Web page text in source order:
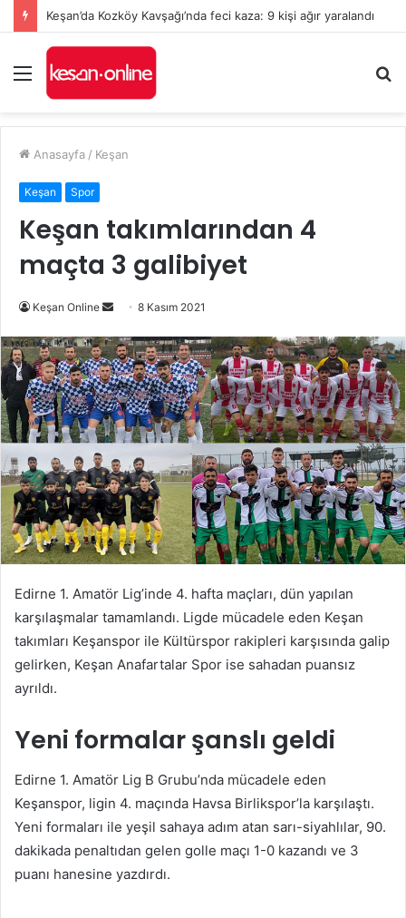
Keşan’da Kozköy Kavşağı’nda feci kaza: 9 kişi ağır yaralandı
Menü
...
Anasayfa / Keşan
Keşan Spor
Keşan takımlarından 4
maçta 3 galibiyet
Keşan Online
Bir
posta
göndermek
8 Kasım 2021
Edirne 1. Amatör Lig’inde 4. hafta maçları, dün yapılan
karşılaşmalar tamamlandı. Ligde mücadele eden Keşan
takımları Keşanspor ile Kültürspor rakipleri karşısında galip
gelirken, Keşan Anafartalar Spor ise sahadan puansız
ayrıldı.
Yeni formalar şanslı geldi
Edirne 1. Amatör Lig B Grubu’nda mücadele eden
Keşanspor, ligin 4. maçında Havsa Birlikspor’la karşılaştı.
Yeni formaları ile yeşil sahaya adım atan sarı-siyahlılar, 90.
dakikada penaltıdan gelen golle maçı 1-0 kazandı ve 3
puanı hanesine yazdırdı.